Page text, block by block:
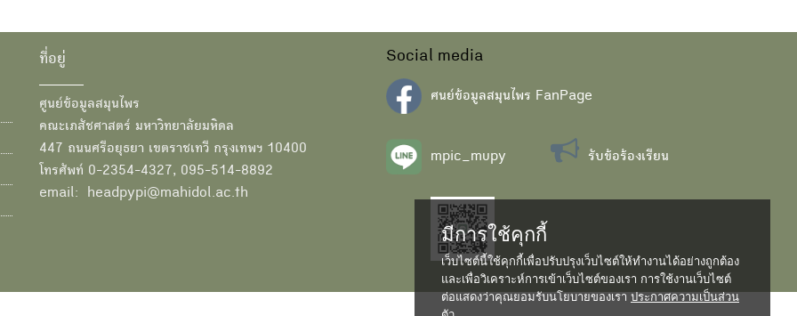
ที่อยู่
ศูนย์ข้อมูลสมุนไพร
คณะเภสัชศาสตร์ มหาวิทยาลัยมหิดล
447 ถนนศรีอยุธยา เขตราชเทวี กรุงเทพฯ 10400
โทรศัพท์ 0-2354-4327, 095-514-8892
email: headpypi@mahidol.ac.th
Social media
ศนย์ข้อมูลสมุนไพร FanPage
mpic_mupy รับข้อร้องเรียน
มีการใช้คุกกี้
เว็บไซต์นี้ใช้คุกกี้เพื่อปรับปรุงเว็บไซต์ให้ทำงานได้อย่างถูกต้อง
และเพื่อวิเคราะห์การเข้าเว็บไซต์ของเรา การใช้งานเว็บไซต์
ต่อแสดงว่าคุณยอมรับนโยบายของเรา ประกาศความเป็นส่วน